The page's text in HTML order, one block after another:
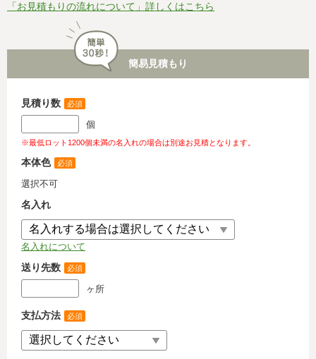
「お見積もりの流れについて」詳しくはこちら
簡易見積もり
見積り数 必須
個
※最低ロット1200個未満の名入れの場合は別途お見積となります。
本体色 必須
選択不可
名入れ
名入れについて
送り先数 必須
ヶ所
支払方法 必須